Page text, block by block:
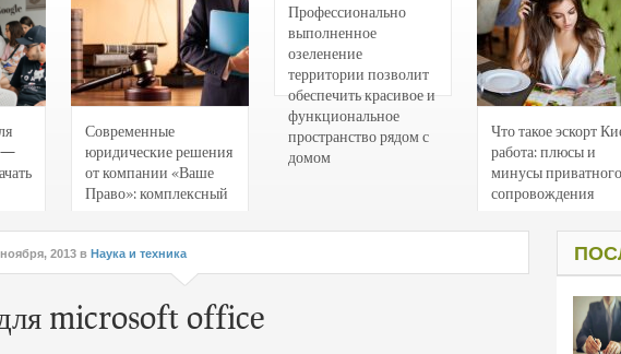
—
Современные
юридические решения
от компании «Ваше
Право»: комплексный
интересов клиентов
Профессионально
выполненное
озеленение
территории позволит
обеспечить красивое и
функциональное
пространство рядом с
домом
Что такое эскорт
работа: плюсы и
минусы приватного
сопровождения
2013 в Наука и техника
microsoft office